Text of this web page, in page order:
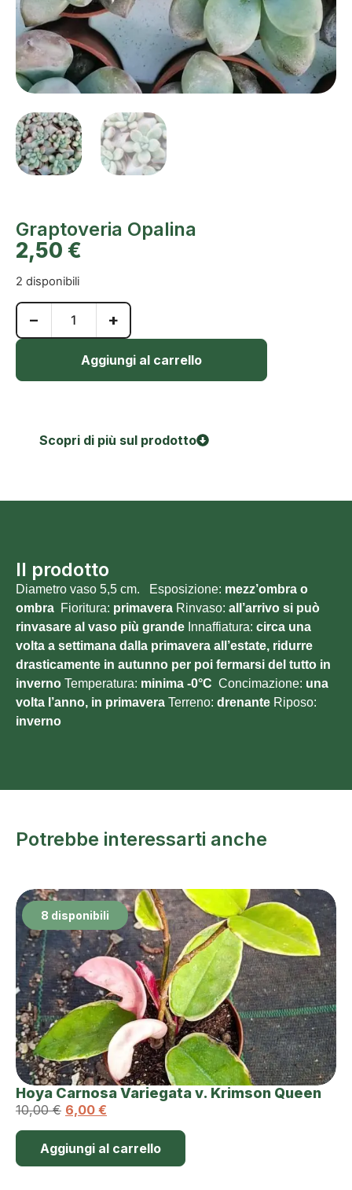
Graptoveria Opalina
2,50 €
2 disponibili
− +
Aggiungi al carrello
Scopri di più sul prodotto
Il prodotto
Diametro vaso 5,5 cm. Esposizione: mezz’ombra o
ombra Fioritura: primavera Rinvaso: all’arrivo si può
rinvasare al vaso più grande Innaffiatura: circa una
volta a settimana dalla primavera all’estate, ridurre
drasticamente in autunno per poi fermarsi del tutto in
inverno Temperatura: minima -0°C Concimazione: una
volta l’anno, in primavera Terreno: drenante Riposo:
inverno
Potrebbe interessarti anche
8 disponibili
Hoya Carnosa Variegata v. Krimson Queen
10,00€ 6,00 €
Aggiungi al carrello